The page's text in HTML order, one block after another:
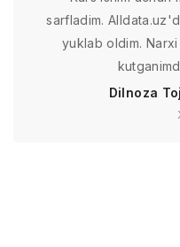
sarfladim.
yuklab oldim.
Dilnoza